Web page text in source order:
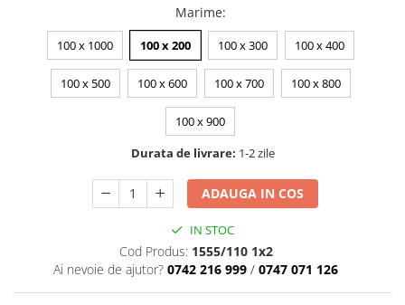
Marime:
100 x 1000 100 x 200 100 x 300 100 x 400
100 x 500 100 x 600 100 x 700 100 x 800
100 x 900
Durata de livrare: 1-2 zile
ADAUGA IN COS
IN STOC
Cod Produs: 1555/110 1x2
Ai nevoie de ajutor? 0742 216 999 / 0747 071 126